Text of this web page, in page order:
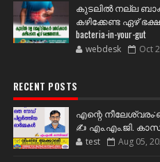
കുടലിൽ നല്ല
കഴിക്കേണ്ട ഏഴ്
bacteria-in-your-gut
webdesk Oct
RECENT POSTS
എന്റെ
✍️ എം.എം.ജി.
test Aug 05,